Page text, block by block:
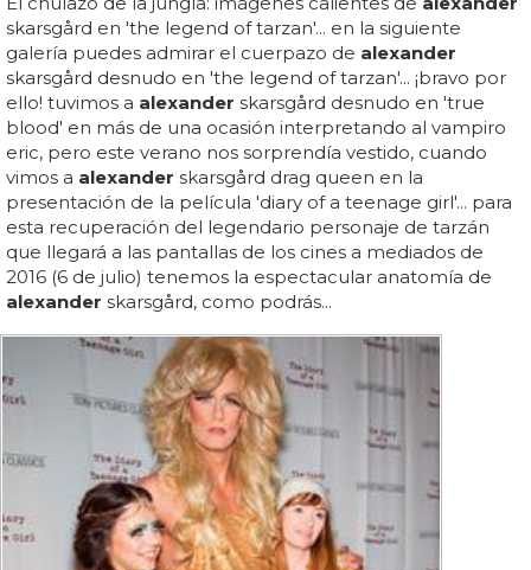
skarsgård en 'the legend of tarzan'... en la siguiente
galería puedes admirar el cuerpazo de alexander
skarsgård desnudo en 'the legend of tarzan'... ¡bravo por
ello! tuvimos a alexander skarsgård desnudo en 'true
blood' en más de una ocasión interpretando al vampiro
eric, pero este verano nos sorprendía vestido, cuando
vimos a alexander skarsgård drag queen en la
presentación de la película 'diary of a teenage girl'... para
esta recuperación del legendario personaje de tarzán
que llegará a las pantallas de los cines a mediados de
2016 (6 de julio) tenemos la espectacular anatomía de
alexander skarsgård, como podrás...